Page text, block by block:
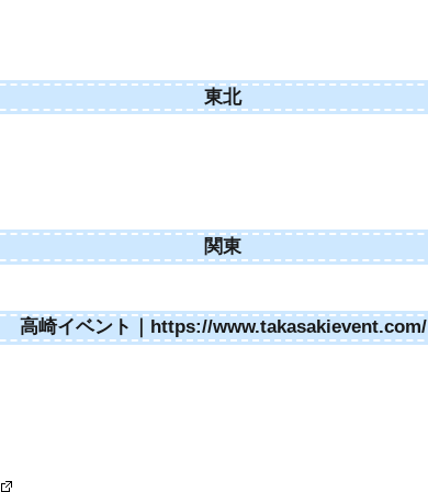
東北
関東
高崎イベント｜https://www.takasakievent.com/